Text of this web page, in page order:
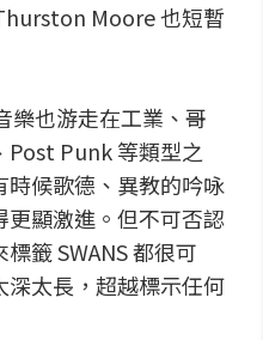
Moore 也短暫
樂也游走在工業、哥
Punk 等類型之
候歌德、異教的吟咏
顯激進。但不可否認
籤 SWANS 都很可
太長，超越標示任何